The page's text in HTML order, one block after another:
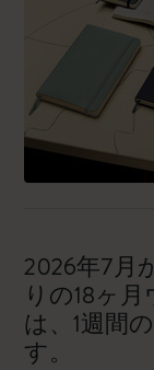
2026年7月
りの18ヶ
は、1週間
す。